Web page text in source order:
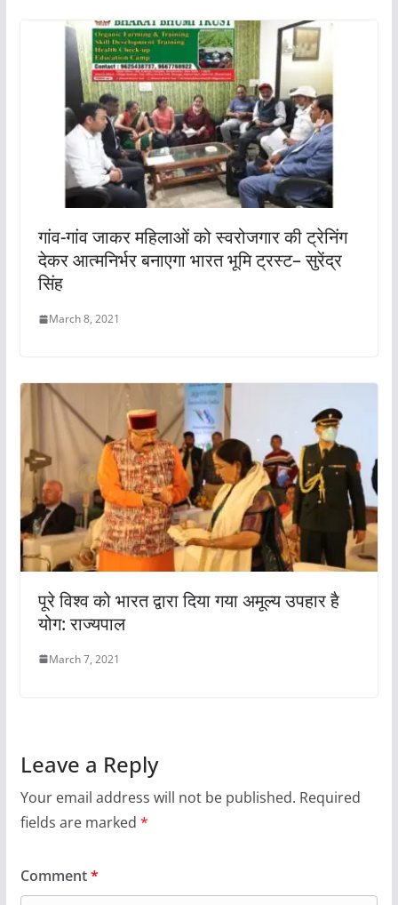
गांव-गांव जाकर महिलाओं को स्वरोजगार की ट्रेनिंग
देकर आत्मनिर्भर बनाएगा भारत भूमि ट्रस्ट– सुरेंद्र
सिंह
March 8, 2021
पूरे विश्व को भारत द्वारा दिया गया अमूल्य उपहार है
योग: राज्यपाल
March 7, 2021
Leave a Reply
Your email address will not be published. Required
fields are marked *
Comment*